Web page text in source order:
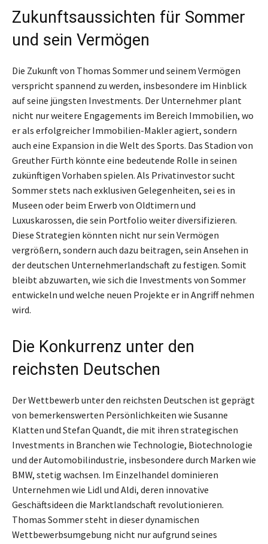
Zukunftsaussichten für Sommer
und sein Vermögen
Die Zukunft von Thomas Sommer und seinem Vermögen
verspricht spannend zu werden, insbesondere im Hinblick
auf seine jüngsten Investments. Der Unternehmer plant
nicht nur weitere Engagements im Bereich Immobilien, wo
er als erfolgreicher Immobilien-Makler agiert, sondern
auch eine Expansion in die Welt des Sports. Das Stadion von
Greuther Fürth könnte eine bedeutende Rolle in seinen
zukünftigen Vorhaben spielen. Als Privatinvestor sucht
Sommer stets nach exklusiven Gelegenheiten, sei es in
Museen oder beim Erwerb von Oldtimern und
Luxuskarossen, die sein Portfolio weiter diversifizieren.
Diese Strategien könnten nicht nur sein Vermögen
vergrößern, sondern auch dazu beitragen, sein Ansehen in
der deutschen Unternehmerlandschaft zu festigen. Somit
bleibt abzuwarten, wie sich die Investments von Sommer
entwickeln und welche neuen Projekte er in Angriff nehmen
wird.
Die Konkurrenz unter den
reichsten Deutschen
Der Wettbewerb unter den reichsten Deutschen ist geprägt
von bemerkenswerten Persönlichkeiten wie Susanne
Klatten und Stefan Quandt, die mit ihren strategischen
Investments in Branchen wie Technologie, Biotechnologie
und der Automobilindustrie, insbesondere durch Marken wie
BMW, stetig wachsen. Im Einzelhandel dominieren
Unternehmen wie Lidl und Aldi, deren innovative
Geschäftsideen die Marktlandschaft revolutionieren.
Thomas Sommer steht in dieser dynamischen
Wettbewerbsumgebung nicht nur aufgrund seines